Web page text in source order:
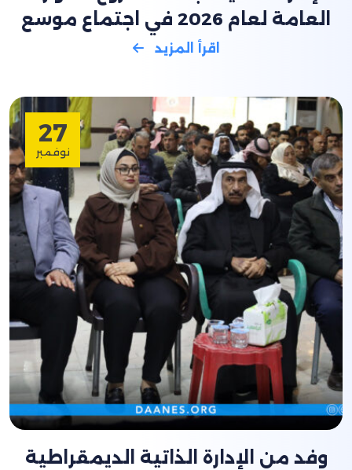
العامة لعام 2026 في اجتماع موسع
اقرأ المزيد
27
نوفمبر
وفد من الإدارة الذاتية الديمقراطية